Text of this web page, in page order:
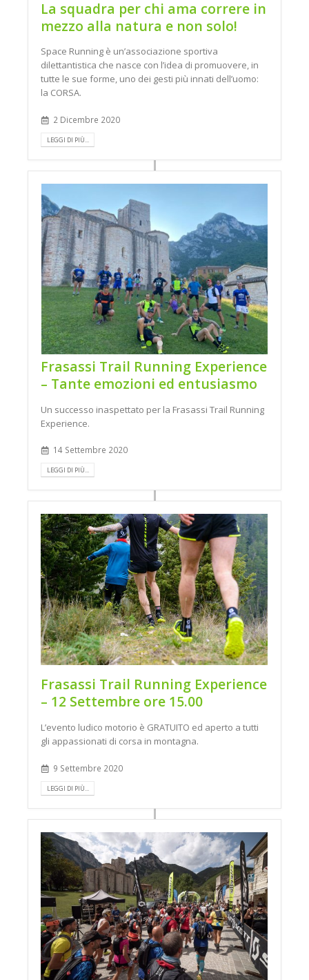
La squadra per chi ama correre in
mezzo alla natura e non solo!
Space Running è un’associazione sportiva
dilettantistica che nasce con l’idea di promuovere, in
tutte le sue forme, uno dei gesti più innati dell’uomo:
la CORSA.
2 Dicembre 2020
LEGGI DI PIÙ...
Frasassi Trail Running Experience
– Tante emozioni ed entusiasmo
Un successo inaspettato per la Frasassi Trail Running
Experience.
14 Settembre 2020
LEGGI DI PIÙ...
Frasassi Trail Running Experience
– 12 Settembre ore 15.00
L’evento ludico motorio è GRATUITO ed aperto a tutti
gli appassionati di corsa in montagna.
9 Settembre 2020
LEGGI DI PIÙ...